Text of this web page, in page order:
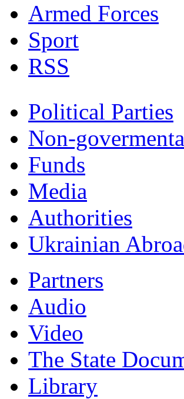
Armed Forces
Sport
RSS
Political Parties
Non-
Funds
Мedia
Authorities
Ukrainian
Partners
Audio
Video
The State
Library